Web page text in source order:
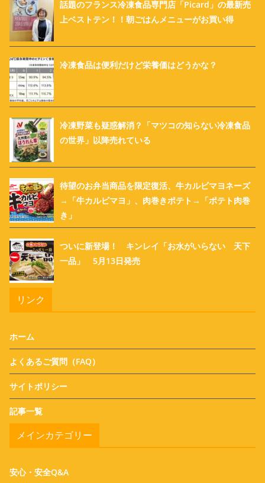
話題のフランス冷凍食品専門店「Picard」の最新売
上ベストテン！！朝ごはんメニューがお買い得
冷凍食品は便利だけど栄養価はどうかな？
冷凍野菜も疑惑解消？「マツコの知らない冷凍食品
の世界」以降売れている
待望のお弁当商品を限定復活、牛カルビマヨネーズ
→「牛カルビマヨ」、肉巻きポテト→「ポテト肉巻
き」
ついに新登場！ キンレイ「お水がいらない 天下
一品」 5月13日発売
リンク
ホーム
よくあるご質問（FAQ）
サイトポリシー
記事一覧
メインカテゴリー
安心・安全Q&A